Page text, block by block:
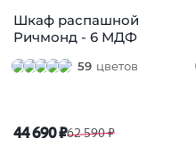
Шкаф распашной
Ричмонд - 6 МДФ
59 цветов
44 690 ₽62 590 ₽